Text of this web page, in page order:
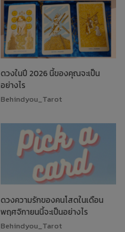
ดวงในปี 2026 นี้ของคุณจะเป็น
อย่างไร
Behindyou_Tarot
ดวงความรักของคนโสดในเดือน
พฤศจิกายนนี้จะเป็นอย่างไร
Behindyou_Tarot